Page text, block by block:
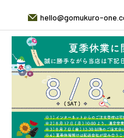
hello@gomukuro-